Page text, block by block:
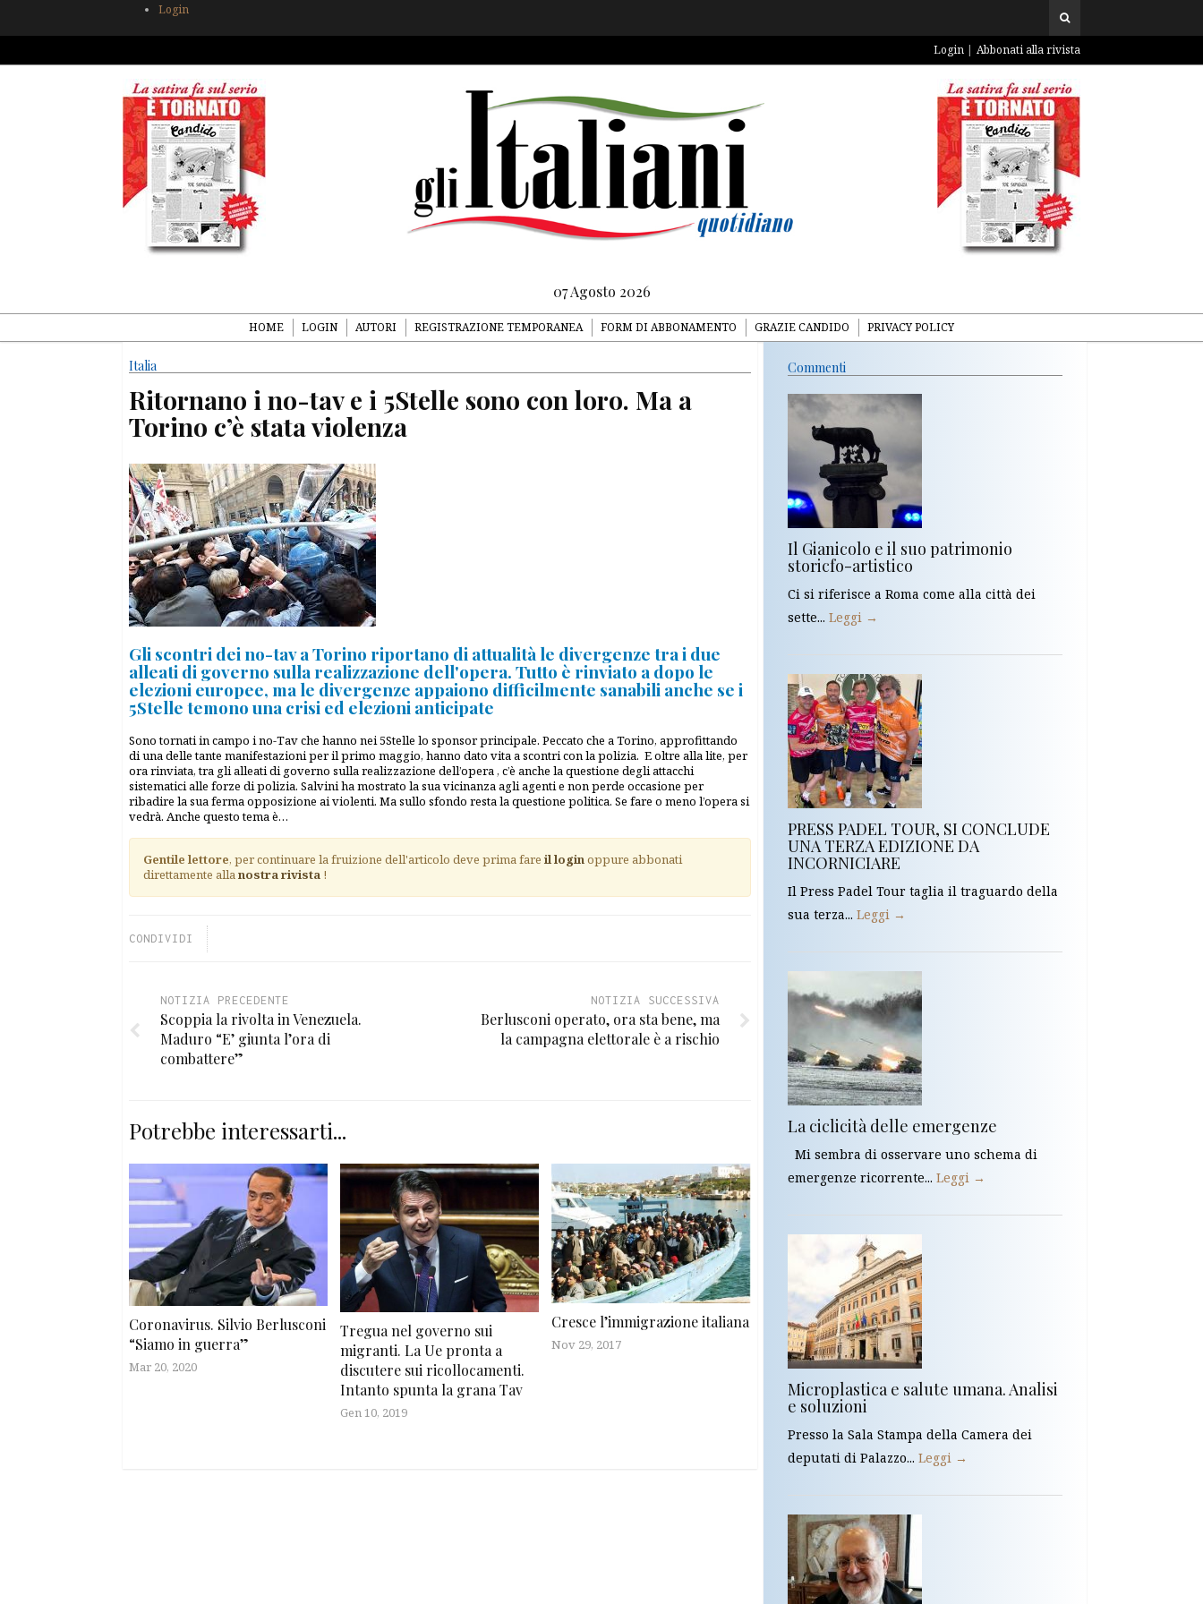
Login
Login Abbonati alla rivista
07 Agosto 2026
HOME LOGIN AUTORI REGISTRAZIONE TEMPORANEA FORM DI ABBONAMENTO GRAZIE CANDIDO PRIVACY POLICY
Italia
Ritornano i no-tav e i 5Stelle sono con loro. Ma a
Torino c’è stata violenza
Gli scontri dei no-tav a Torino riportano di attualità le divergenze tra i due
alleati di governo sulla realizzazione dell'opera. Tutto è rinviato a dopo le
elezioni europee, ma le divergenze appaiono difficilmente sanabili anche se i
5Stelle temono una crisi ed elezioni anticipate
Sono tornati in campo i no-Tav che hanno nei 5Stelle lo sponsor principale. Peccato che a Torino, approfittando
di una delle tante manifestazioni per il primo maggio, hanno dato vita a scontri con la polizia. E oltre alla lite, per
ora rinviata, tra gli alleati di governo sulla realizzazione dell’opera , c’è anche la questione degli attacchi
sistematici alle forze di polizia. Salvini ha mostrato la sua vicinanza agli agenti e non perde occasione per
ribadire la sua ferma opposizione ai violenti. Ma sullo sfondo resta la questione politica. Se fare o meno l’opera si
vedrà. Anche questo tema è…
Gentile lettore, per continuare la fruizione dell'articolo deve prima fare il loginoppure abbonati
direttamente allanostra rivista !
CONDIVIDI
NOTIZIA PRECEDENTE
Scoppia la rivolta in Venezuela.
Maduro “E’ giunta l’ora di
combattere”
NOTIZIA SUCCESSIVA
Berlusconi operato, ora sta bene, ma
la campagna elettorale è a rischio
Potrebbe interessarti...
Coronavirus. Silvio Berlusconi
“Siamo in guerra”
Mar 20, 2020
Tregua nel governo sui
migranti. La Ue pronta a
discutere sui ricollocamenti.
Intanto spunta la grana Tav
Gen 10, 2019
Cresce l’immigrazione italiana
Nov 29, 2017
Commenti
Il Gianicolo e il suo patrimonio
storicfo-artistico
Ci si riferisce a Roma come alla città dei
sette... Leggi →
PRESS PADEL TOUR, SI CONCLUDE
UNA TERZA EDIZIONE DA
INCORNICIARE
Il Press Padel Tour taglia il traguardo della
sua terza... Leggi →
La ciclicità delle emergenze
Mi sembra di osservare uno schema di
emergenze ricorrente... Leggi →
Microplastica e salute umana. Analisi
e soluzioni
Presso la Sala Stampa della Camera dei
deputati di Palazzo... Leggi →